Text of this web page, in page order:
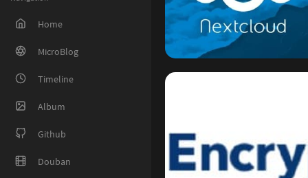
Home
MicroBlog
Timeline
Album
Github
Douban